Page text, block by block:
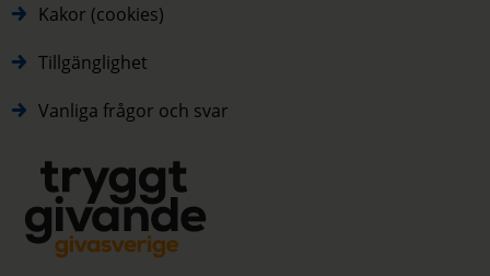
Kakor (cookies)
Tillgänglighet
Vanliga frågor och svar